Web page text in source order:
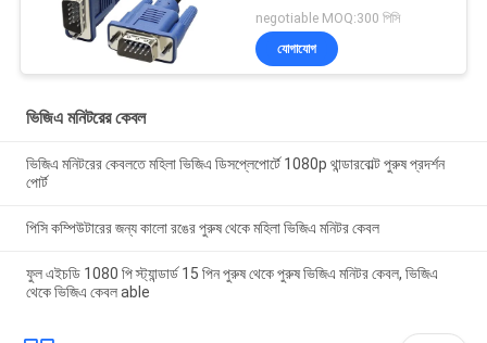
negotiable MOQ:300 পিসি
যোগাযোগ
ভিজিএ মনিটরের কেবল
ভিজিএ মনিটরের কেবলতে মহিলা ভিজিএ ডিসপ্লেপোর্টে 1080p থান্ডারবোল্ট পুরুষ প্রদর্শন
পোর্ট
পিসি কম্পিউটারের জন্য কালো রঙের পুরুষ থেকে মহিলা ভিজিএ মনিটর কেবল
ফুল এইচডি 1080 পি স্ট্যান্ডার্ড 15 পিন পুরুষ থেকে পুরুষ ভিজিএ মনিটর কেবল, ভিজিএ
থেকে ভিজিএ কেবল able